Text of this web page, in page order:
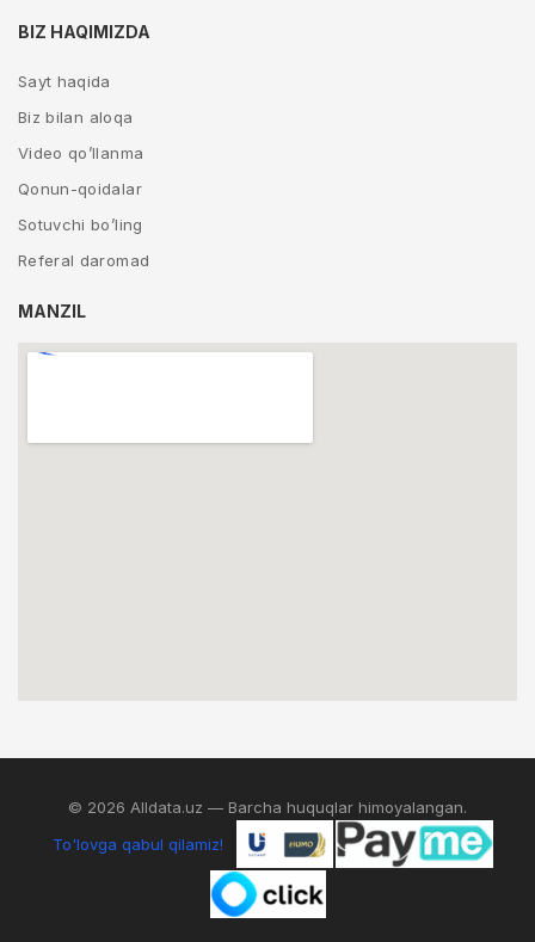
BIZ HAQIMIZDA
Sayt haqida
Biz bilan aloqa
Video qo’llanma
Qonun-qoidalar
Sotuvchi bo’ling
Referal daromad
MANZIL
© 2026 Alldata.uz — Barcha huquqlar himoyalangan.
To'lovga qabul qilamiz!